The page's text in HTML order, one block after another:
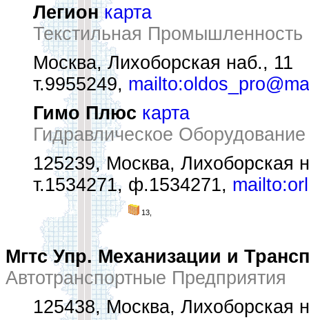
Легион карта
Текстильная
Москва, Лихоборская наб., 11
т.9955249,
Гимо Плюс карта
Гидравлическое Оборудование
125239, Москва, Лихоборская
т.1534271, ф.1534271,
13,
Мгтс Упр. Механизации и
Автотранспортные Предприятия
125438, Москва, Лихоборская